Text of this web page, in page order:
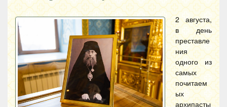
2 августа,
в день
преставле
ния
одного из
самых
почитаем
ых
архипасты